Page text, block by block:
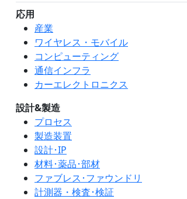
応用
産業
ワイヤレス・モバイル
コンピューティング
通信インフラ
カーエレクトロニクス
設計&製造
プロセス
製造装置
設計･IP
材料･薬品･部材
ファブレス･ファウンドリ
計測器・検査･検証